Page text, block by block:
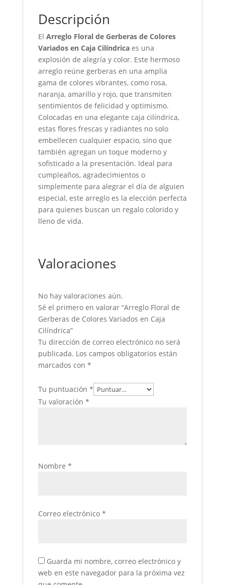
Descripción
El Arreglo Floral de Gerberas de Colores
Variados en Caja Cilíndricaes una
explosión de alegría y color. Este hermoso
arreglo reúne gerberas en una amplia
gama de colores vibrantes, como rosa,
naranja, amarillo y rojo, que transmiten
sentimientos de felicidad y optimismo.
Colocadas en una elegante caja cilíndrica,
estas flores frescas y radiantes no solo
embellecen cualquier espacio, sino que
también agregan un toque moderno y
sofisticado a la presentación. Ideal para
cumpleaños, agradecimientos o
simplemente para alegrar el día de alguien
especial, este arreglo es la elección perfecta
para quienes buscan un regalo colorido y
lleno de vida.
Valoraciones
No hay valoraciones aún.
Sé el primero en valorar “Arreglo Floral de
Gerberas de Colores Variados en Caja
Cilíndrica”
Tu dirección de correo electrónico no será
publicada. Los campos obligatorios están
marcados con *
Tu puntuación *
Tu valoración *
Nombre *
Correo electrónico *
Guarda mi nombre, correo electrónico y
web en este navegador para la próxima vez